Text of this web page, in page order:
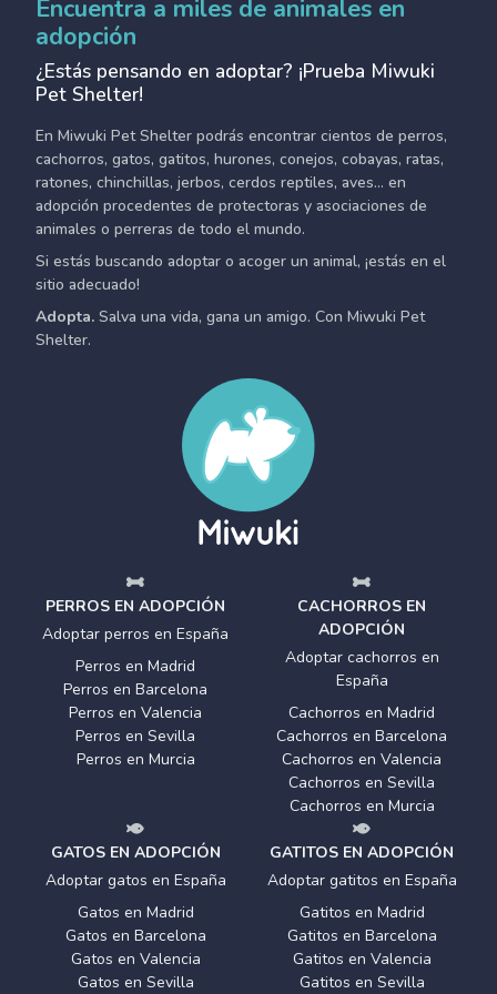
Encuentra a miles de animales en
adopción
¿Estás pensando en adoptar? ¡Prueba Miwuki
Pet Shelter!
En Miwuki Pet Shelter podrás encontrar cientos de perros,
cachorros, gatos, gatitos, hurones, conejos, cobayas, ratas,
ratones, chinchillas, jerbos, cerdos reptiles, aves... en
adopción procedentes de protectoras y asociaciones de
animales o perreras de todo el mundo.
Si estás buscando adoptar o acoger un animal, ¡estás en el
sitio adecuado!
Adopta. Salva una vida, gana un amigo. Con Miwuki Pet
Shelter.
PERROS EN ADOPCIÓN
Adoptar perros en España
Perros en Madrid
Perros en Barcelona
Perros en Valencia
Perros en Sevilla
Perros en Murcia
CACHORROS EN
ADOPCIÓN
Adoptar cachorros en
España
Cachorros en Madrid
Cachorros en Barcelona
Cachorros en Valencia
Cachorros en Sevilla
Cachorros en Murcia
GATOS EN ADOPCIÓN
Adoptar gatos en España
Gatos en Madrid
Gatos en Barcelona
Gatos en Valencia
Gatos en Sevilla
GATITOS EN ADOPCIÓN
Adoptar gatitos en España
Gatitos en Madrid
Gatitos en Barcelona
Gatitos en Valencia
Gatitos en Sevilla